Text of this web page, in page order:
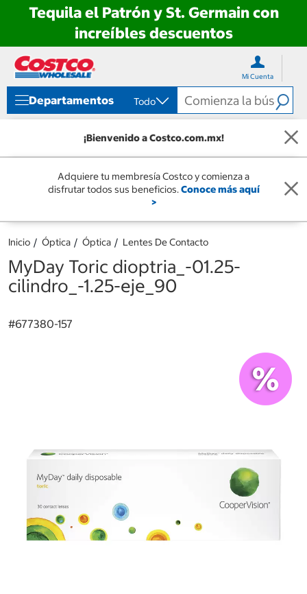
Tequila el Patrón y St. Germain con
increíbles descuentos
directo
contenido
directo
menú
navegación
Mi Cuenta
Departamentos Todo
¡Bienvenido a Costco.com.mx!
Adquiere tu membresía Costco y comienza a
disfrutar todos sus beneficios.Conoce más aquí
>
Inicio Óptica Óptica Lentes De Contacto
MyDay Toric dioptria_-01.25-
cilindro_-1.25-eje_90
#677380-157